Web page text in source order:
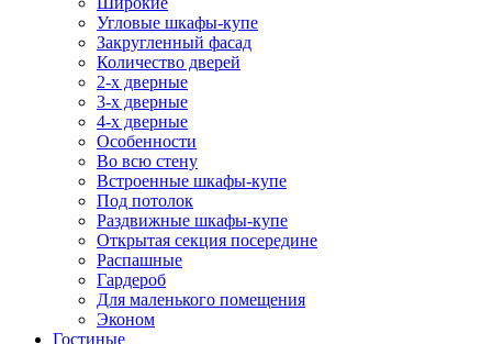
Угловые шкафы-купе
Закругленный фасад
Количество дверей
2-х дверные
3-х дверные
4-х дверные
Особенности
Во всю стену
Встроенные шкафы-купе
Под потолок
Раздвижные шкафы-купе
Открытая секция посередине
Распашные
Гардероб
Для маленького помещения
Эконом
Гостиные